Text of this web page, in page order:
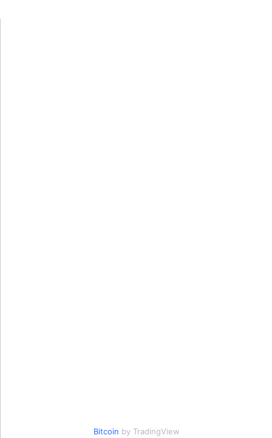
Bitcoin by TradingView